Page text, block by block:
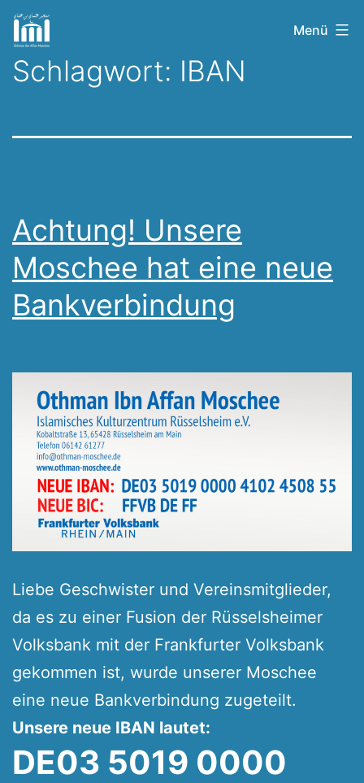
Zum
Inhalt
springen
Othman
Ibn
Affan
Menü
Schlagwort: IBAN
Achtung! Unsere
Moschee hat eine neue
Bankverbindung
Liebe Geschwister und Vereinsmitglieder,
da es zu einer Fusion der Rüsselsheimer
Volksbank mit der Frankfurter Volksbank
gekommen ist, wurde unserer Moschee
eine neue Bankverbindung zugeteilt.
Unsere neue IBAN lautet:
DE03 5019 0000